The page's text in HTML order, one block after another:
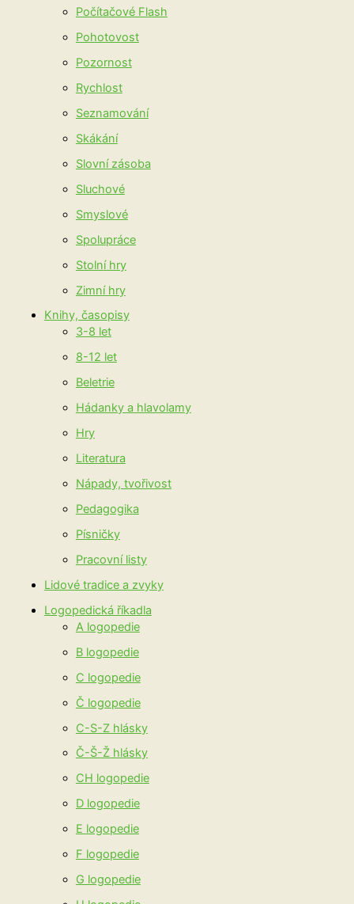
Počítačové Flash
Pohotovost
Pozornost
Rychlost
Seznamování
Skákání
Slovní zásoba
Sluchové
Smyslové
Spolupráce
Stolní hry
Zimní hry
Knihy, časopisy
3-8 let
8-12 let
Beletrie
Hádanky a hlavolamy
Hry
Literatura
Nápady, tvořivost
Pedagogika
Písničky
Pracovní listy
Lidové tradice a zvyky
Logopedická říkadla
A logopedie
B logopedie
C logopedie
Č logopedie
C-S-Z hlásky
Č-Š-Ž hlásky
CH logopedie
D logopedie
E logopedie
F logopedie
G logopedie